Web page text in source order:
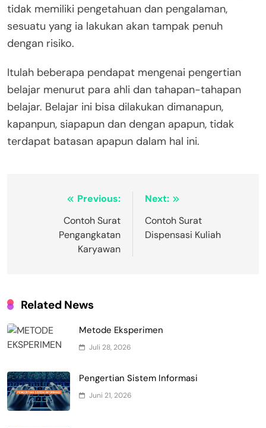
tidak memiliki pengetahuan dan pengalaman,
sesuatu yang ia lakukan akan tampak penuh
dengan risiko.
Itulah beberapa pendapat mengenai pengertian
belajar menurut para ahli dan tahapan-tahapan
belajar. Belajar ini bisa dilakukan dimanapun,
kapanpun, siapapun dan dengan apapun, tidak
terdapat batasan apapun dalam hal ini.
Navigasi Previous:
Contoh Surat
Pengangkatan
Karyawan
Next:
Contoh Surat
Dispensasi Kuliah
Related News
Metode Eksperimen
Juli 28, 2026
Pengertian Sistem Informasi
Juni 21, 2026